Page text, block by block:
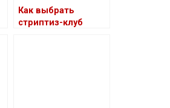
Как выбрать
стриптиз-клуб